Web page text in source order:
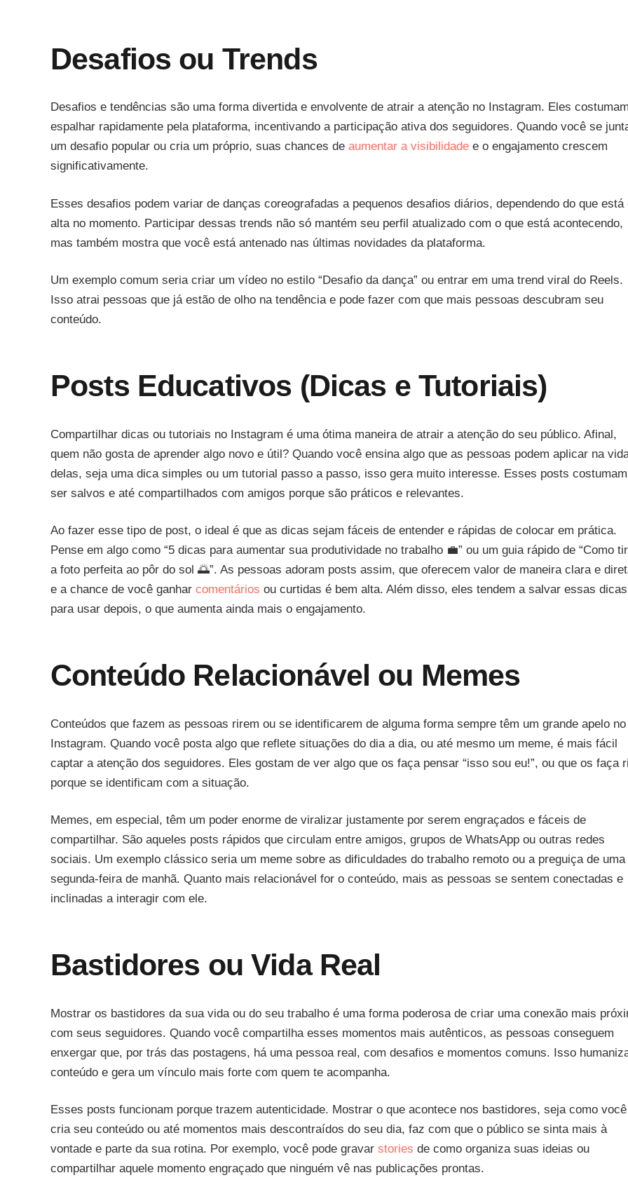
Desafios ou Trends
Desafios e tendências são uma forma divertida e envolvente de atrair a atenção no Instagram. Eles
espalhar rapidamente pela plataforma, incentivando a participação ativa dos seguidores. Quando você se
um desafio popular ou cria um próprio, suas chances de aumentar a visibilidade e o engajamento crescem
significativamente.
Esses desafios podem variar de danças coreografadas a pequenos desafios diários, dependendo do que está
alta no momento. Participar dessas trends não só mantém seu perfil atualizado com o que está acontecendo,
mas também mostra que você está antenado nas últimas novidades da plataforma.
Um exemplo comum seria criar um vídeo no estilo “Desafio da dança” ou entrar em uma trend viral do Reels.
Isso atrai pessoas que já estão de olho na tendência e pode fazer com que mais pessoas descubram seu
conteúdo.
Posts Educativos (Dicas e Tutoriais)
Compartilhar dicas ou tutoriais no Instagram é uma ótima maneira de atrair a atenção do seu público. Afinal,
quem não gosta de aprender algo novo e útil? Quando você ensina algo que as pessoas podem aplicar na
delas, seja uma dica simples ou um tutorial passo a passo, isso gera muito interesse. Esses posts costumam
ser salvos e até compartilhados com amigos porque são práticos e relevantes.
Ao fazer esse tipo de post, o ideal é que as dicas sejam fáceis de entender e rápidas de colocar em prática.
Pense em algo como “5 dicas para aumentar sua produtividade no trabalho 💼” ou um guia rápido de “Como
a foto perfeita ao pôr do sol 🌅”. As pessoas adoram posts assim, que oferecem valor de maneira clara e
e a chance de você ganhar comentários ou curtidas é bem alta. Além disso, eles tendem a salvar essas dicas
para usar depois, o que aumenta ainda mais o engajamento.
Conteúdo Relacionável ou Memes
Conteúdos que fazem as pessoas rirem ou se identificarem de alguma forma sempre têm um grande apelo no
Instagram. Quando você posta algo que reflete situações do dia a dia, ou até mesmo um meme, é mais fácil
captar a atenção dos seguidores. Eles gostam de ver algo que os faça pensar “isso sou eu!”, ou que os faça
porque se identificam com a situação.
Memes, em especial, têm um poder enorme de viralizar justamente por serem engraçados e fáceis de
compartilhar. São aqueles posts rápidos que circulam entre amigos, grupos de WhatsApp ou outras redes
sociais. Um exemplo clássico seria um meme sobre as dificuldades do trabalho remoto ou a preguiça de uma
segunda-feira de manhã. Quanto mais relacionável for o conteúdo, mais as pessoas se sentem conectadas e
inclinadas a interagir com ele.
Bastidores ou Vida Real
Mostrar os bastidores da sua vida ou do seu trabalho é uma forma poderosa de criar uma conexão mais
com seus seguidores. Quando você compartilha esses momentos mais autênticos, as pessoas conseguem
enxergar que, por trás das postagens, há uma pessoa real, com desafios e momentos comuns. Isso
conteúdo e gera um vínculo mais forte com quem te acompanha.
Esses posts funcionam porque trazem autenticidade. Mostrar o que acontece nos bastidores, seja como você
cria seu conteúdo ou até momentos mais descontraídos do seu dia, faz com que o público se sinta mais à
vontade e parte da sua rotina. Por exemplo, você pode gravar stories de como organiza suas ideias ou
compartilhar aquele momento engraçado que ninguém vê nas publicações prontas.